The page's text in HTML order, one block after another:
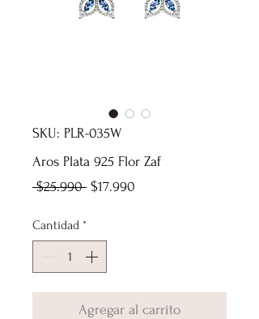
SKU: PLR-035W
Aros Plata 925 Flor Zaf
$25.990 Precio
$17.990
Cantidad *
Agregar al carrito